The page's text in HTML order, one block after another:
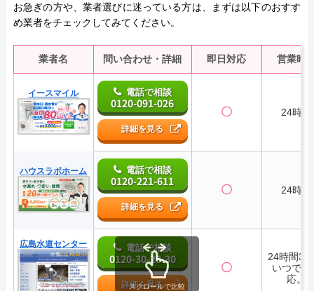
お急ぎの方や、業者選びに迷っている方は、まずは以下のおすす
め業者をチェックしてみてください。
業者名 問い合わせ・詳細 即日対応 営業時
イースマイル 電話で相談
0120-091-026
詳細を見る
〇 24時間
ハウスラボホーム 電話で相談
0120-221-611
詳細を見る
〇 24時間
広島水道センター 電話で相談
0120-30-20-30
詳細を見る
〇
24時間
いつでも
応。
スクロールで比較